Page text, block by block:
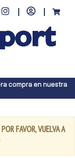
compra en nuestra
FAVOR, VUELVA A